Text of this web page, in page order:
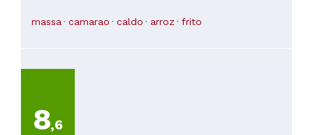
massa camarao caldo arroz frito
8,6